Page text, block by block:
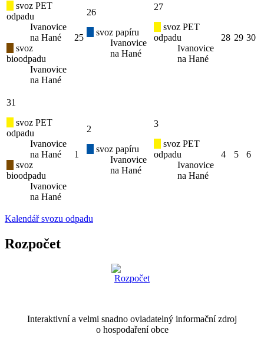
svoz PET
odpadu
Ivanovice
na Hané
svoz
bioodpadu
Ivanovice
na Hané
25
26
svoz papíru
Ivanovice
na Hané
27
svoz PET
odpadu
Ivanovice
na Hané
28 29 30
31
svoz PET
odpadu
Ivanovice
na Hané
svoz
bioodpadu
Ivanovice
na Hané
1
2
svoz papíru
Ivanovice
na Hané
3
svoz PET
odpadu
Ivanovice
na Hané
4 5 6
Kalendář svozu odpadu
Rozpočet
Interaktivní a velmi snadno ovladatelný informační zdroj
o hospodaření obce